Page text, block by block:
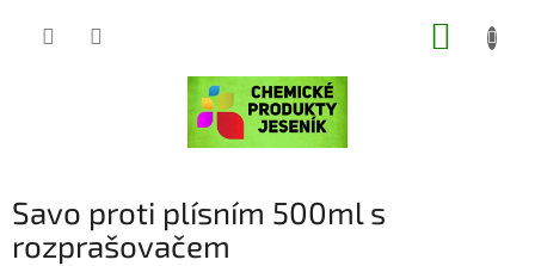
Savo proti plísním 500ml s
rozprašovačem